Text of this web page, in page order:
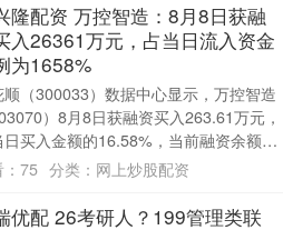
隆配资 万控智造：8月8日获融
入26361万元，占当日流入资金
为1658%
顺（300033）数据中心显示，万控智造
）8月8日获融资买入263.61万元，
日买入金额的16.58%，当前融资余额
万元，占....
75 分类： 网上炒股配资
优配 26考研人？199管理类联